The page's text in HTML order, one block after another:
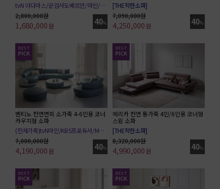
tvN 아다마스/군검사도베르만/마인/마우스
ENA행복배틀/JTBC우리사랑했을까
40%
2,800,000원
1,680,000원
[THE착한소파]
JTBC 시지프스/MBC 위대한유혹자
40%
7,090,000원
4,250,000원
BEST
PICK
벤티노 천연면피 소가죽 4-6인용 코너
카우치형 소파
(전체가죽)tvN마인/KBS프로듀사/MBC위대한유혹자
40%
7,000,000원
4,190,000원
BEST
PICK
에리카 천연 통가죽 4인/6인용 코너형
스윙 소파
[THE착한소파]
40%
8,320,000원
4,990,000원
BEST
PICK
BEST
PICK